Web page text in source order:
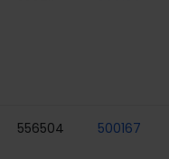
556504 500167